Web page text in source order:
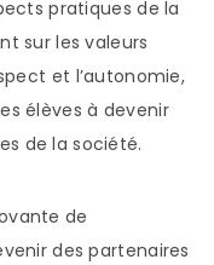
pratiques de la
sur les valeurs
et l’autonomie,
élèves à devenir
de la société.
de
des partenaires